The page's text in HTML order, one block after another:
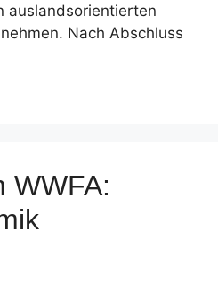
auslandsorientierten
Nach Abschluss
WWFA: